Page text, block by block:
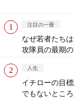
注目の一冊
なぜ若者たち
攻隊員の最期
人生
イチローの目
でもないとこ